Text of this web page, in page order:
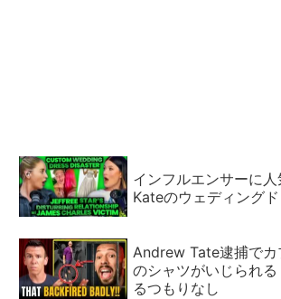
インフルエンサーに
Kateのウェディング
Andrew Tate逮捕でカ
のシャツがいじられ
るつもりなし